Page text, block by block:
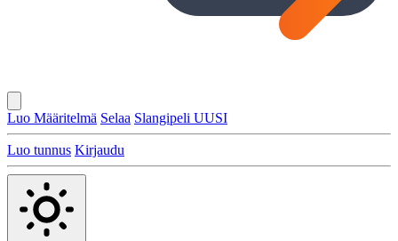
Luo Määritelmä Selaa Slangipeli UUSI
Luo tunnus Kirjaudu